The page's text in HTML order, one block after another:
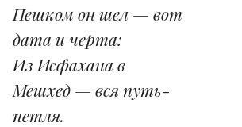
Пешком он шел — вот
дата и черта:
Из Исфахана в
Мешхед — вся путь-
петля.